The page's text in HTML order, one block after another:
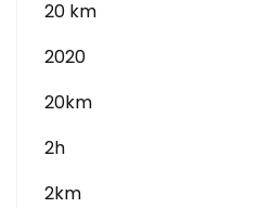
20 km
2020
20km
2h
2km